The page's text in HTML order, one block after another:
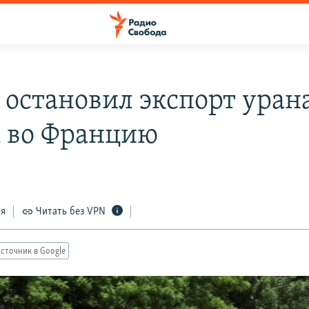
экспорт
во Францию
Читать без VPN
в Google